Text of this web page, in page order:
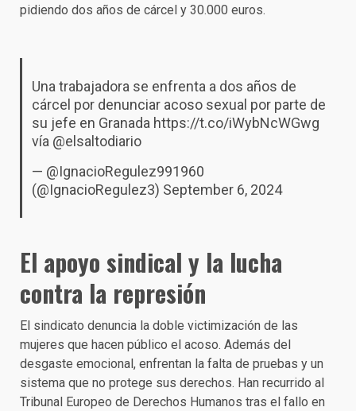
pidiendo dos años de cárcel y 30.000 euros.
Una trabajadora se enfrenta a dos años de
cárcel por denunciar acoso sexual por parte de
su jefe en Granada https://t.co/iWybNcWGwg
vía @elsaltodiario
— @IgnacioRegulez991960
(@IgnacioRegulez3) September 6, 2024
El apoyo sindical y la lucha
contra la represión
El sindicato denuncia la doble victimización de las
mujeres que hacen público el acoso. Además del
desgaste emocional, enfrentan la falta de pruebas y un
sistema que no protege sus derechos. Han recurrido al
Tribunal Europeo de Derechos Humanos tras el fallo en